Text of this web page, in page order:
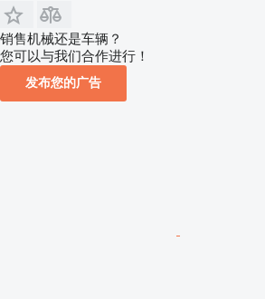
销售机械还是车辆？
您可以与我们合作进行！
发布您的广告